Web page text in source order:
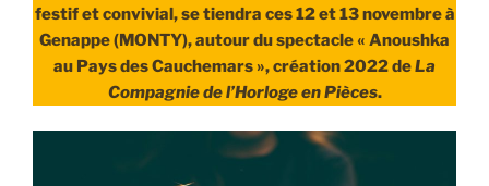
festif et convivial, se tiendra ces 12 et 13 novembre à
Genappe (MONTY), autour du spectacle « Anoushka
au Pays des Cauchemars », création 2022 deLa
Compagnie de l’Horloge en Pièces.